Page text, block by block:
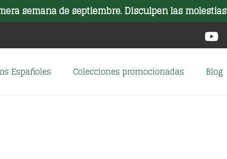
semana de septiembre. Disculpen las molestias
Españoles Colecciones promocionadas Blog